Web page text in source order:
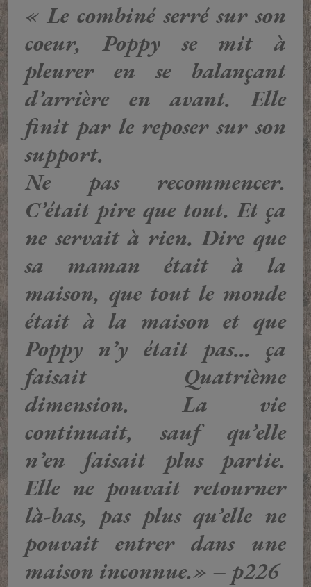
« Le combiné serré sur son
coeur, Poppy se mit à
pleurer en se balançant
d’arrière en avant. Elle
finit par le reposer sur son
support.
Ne pas recommencer.
C’était pire que tout. Et ça
ne servait à rien. Dire que
sa maman était à la
maison, que tout le monde
était à la maison et que
Poppy n’y était pas… ça
faisait Quatrième
dimension. La vie
continuait, sauf qu’elle
n’en faisait plus partie.
Elle ne pouvait retourner
là-bas, pas plus qu’elle ne
pouvait entrer dans une
maison inconnue.» – p226